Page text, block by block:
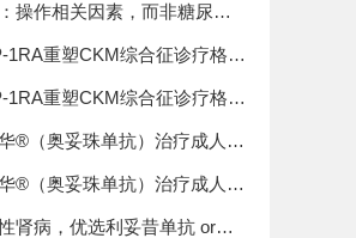
操作相关因素，而非糖尿病
活检安全的核心变量
1RA重塑CKM综合征诊疗格
来综合管理新机遇
1RA重塑CKM综合征诊疗格
来综合管理新机遇
®（奥妥珠单抗）治疗成人原
优先审评资格
®（奥妥珠单抗）治疗成人原
优先审评资格
肾病，优选利妥昔单抗 or钙